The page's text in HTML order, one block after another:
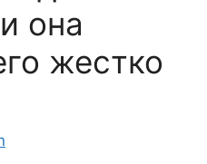
она
жестко